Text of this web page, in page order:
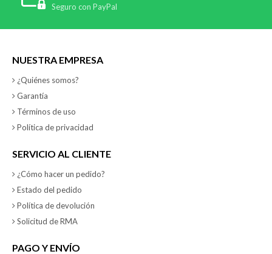
Seguro con PayPal
NUESTRA EMPRESA
¿Quiénes somos?
Garantía
Términos de uso
Política de privacidad
SERVICIO AL CLIENTE
¿Cómo hacer un pedido?
Estado del pedido
Política de devolución
Solicitud de RMA
PAGO Y ENVÍO